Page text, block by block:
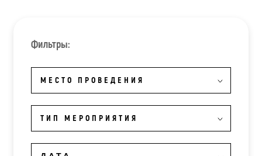
Фильтры:
МЕСТО ПРОВЕДЕНИЯ
ТИП МЕРОПРИЯТИЯ